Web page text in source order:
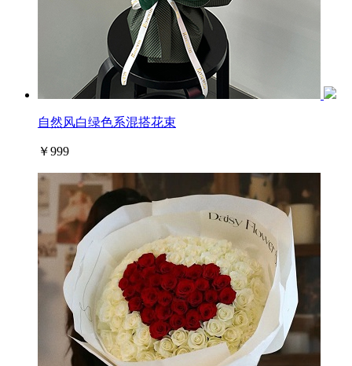
自然风白绿色系混搭花束
￥999